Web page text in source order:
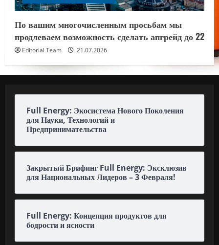
По вашим многочисленным просьбам мы
продлеваем возможность сделать апгрейд до 22
Editorial Team 21.07.2026
Full Energy: Экосистема Нового Поколения
для Науки, Технологий и
Предпринимательства
Закрытый Брифинг Full Energy: Эксклюзив
для Национальных Лидеров – 3 Февраля!
Full Energy: Концепция продуктов для
бодрости и ясности